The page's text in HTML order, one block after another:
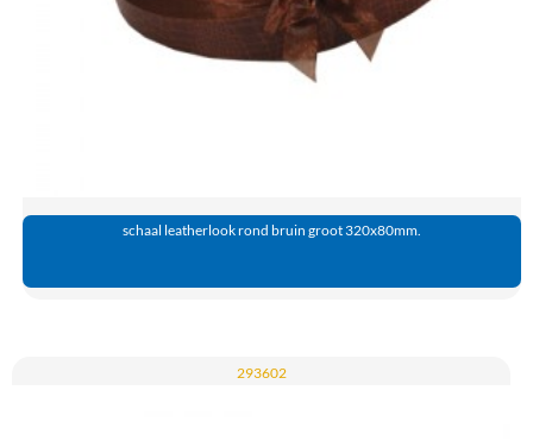
schaal leatherlook rond bruin groot 320x80mm.
293602